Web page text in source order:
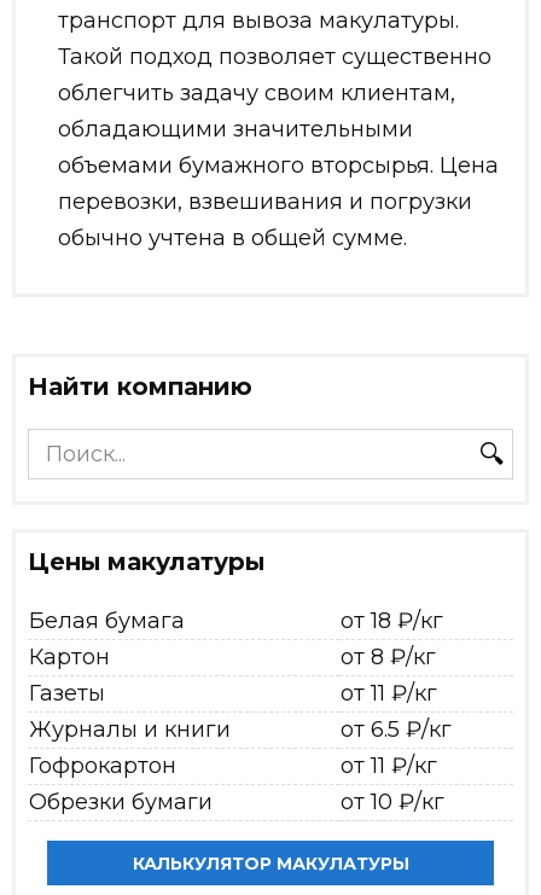
транспорт для вывоза макулатуры.
Такой подход позволяет существенно
облегчить задачу своим клиентам,
обладающими значительными
объемами бумажного вторсырья. Цена
перевозки, взвешивания и погрузки
обычно учтена в общей сумме.
Найти компанию
Search
for:
Цены макулатуры
Белая бумага
от 18 ₽/кг
Картон
от 8 ₽/кг
Газеты
от 11 ₽/кг
Журналы и книги
от 6.5 ₽/кг
Гофрокартон
от 11 ₽/кг
Обрезки бумаги
от 10 ₽/кг
КАЛЬКУЛЯТОР МАКУЛАТУРЫ